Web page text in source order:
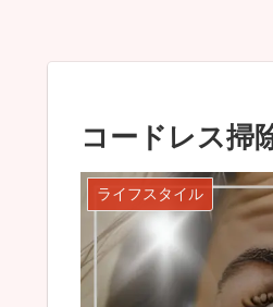
コードレス掃
ライフスタイル